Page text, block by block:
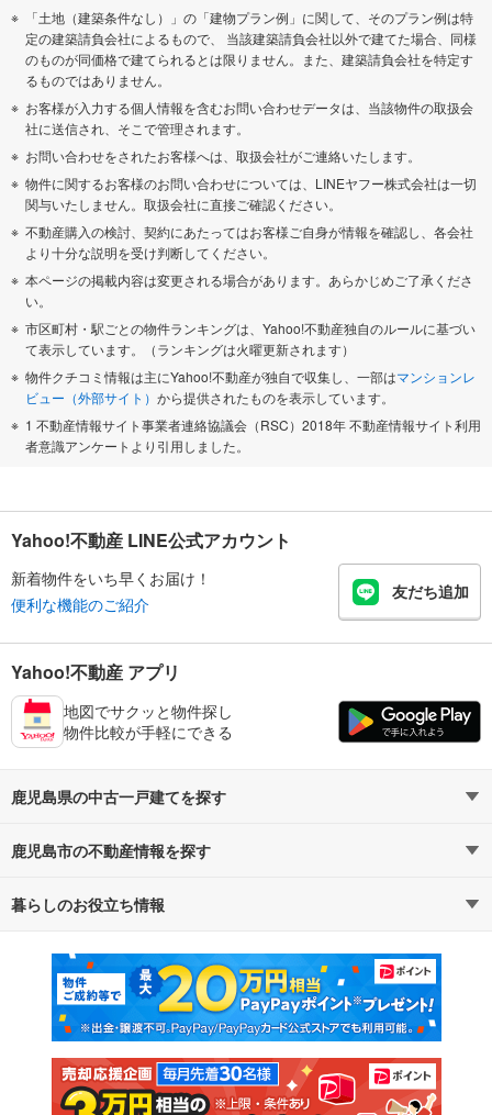
「土地（建築条件なし）」の「建物プラン例」に関して、そのプラン例は特
定の建築請負会社によるもので、 当該建築請負会社以外で建てた場合、同様
のものが同価格で建てられるとは限りません。また、建築請負会社を特定す
るものではありません。
お客様が入力する個人情報を含むお問い合わせデータは、当該物件の取扱会
社に送信され、そこで管理されます。
お問い合わせをされたお客様へは、取扱会社がご連絡いたします。
物件に関するお客様のお問い合わせについては、LINEヤフー株式会社は一切
関与いたしません。取扱会社に直接ご確認ください。
不動産購入の検討、契約にあたってはお客様ご自身が情報を確認し、各会社
より十分な説明を受け判断してください。
本ページの掲載内容は変更される場合があります。あらかじめご了承くださ
い。
市区町村・駅ごとの物件ランキングは、Yahoo!不動産独自のルールに基づい
て表示しています。（ランキングは火曜更新されます）
物件クチコミ情報は主にYahoo!不動産が独自で収集し、一部はマンションレ
ビュー（外部サイト） から提供されたものを表示しています。
1 不動産情報サイト事業者連絡協議会（RSC）2018年 不動産情報サイト利用
者意識アンケートより引用しました。
Yahoo!不動産 LINE公式アカウント
新着物件をいち早くお届け！
便利な機能のご紹介
友だち追加
Yahoo!不動産 アプリ
地図でサクッと物件探し
物件比較が手軽にできる
鹿児島県の中古一戸建てを探す
路線・駅から探す
通勤・通学時間から探す
鹿児島市の不動産情報を探す
不動産・住宅
新築マンション 中古マンション
新築一戸建て 中古一戸建て
注文住宅 土地
暮らしのお役立ち情報
マンションカタログ 教えて！住まいの先生